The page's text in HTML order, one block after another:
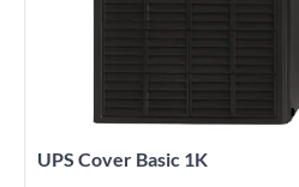
UPS Cover Basic 1K